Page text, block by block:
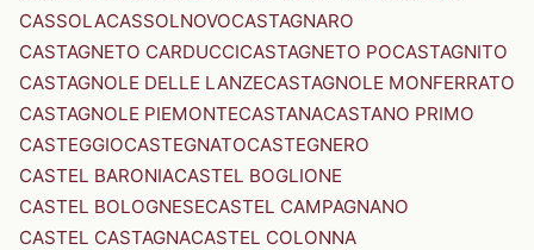
CASSOLACASSOLNOVOCASTAGNARO
CASTAGNETO CARDUCCICASTAGNETO POCASTAGNITO
CASTAGNOLE DELLE LANZECASTAGNOLE MONFERRATO
CASTAGNOLE PIEMONTECASTANACASTANO PRIMO
CASTEGGIOCASTEGNATOCASTEGNERO
CASTEL BARONIACASTEL BOGLIONE
CASTEL BOLOGNESECASTEL CAMPAGNANO
CASTEL CASTAGNACASTEL COLONNA